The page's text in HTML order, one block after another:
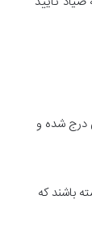
درج شده و
باشند که